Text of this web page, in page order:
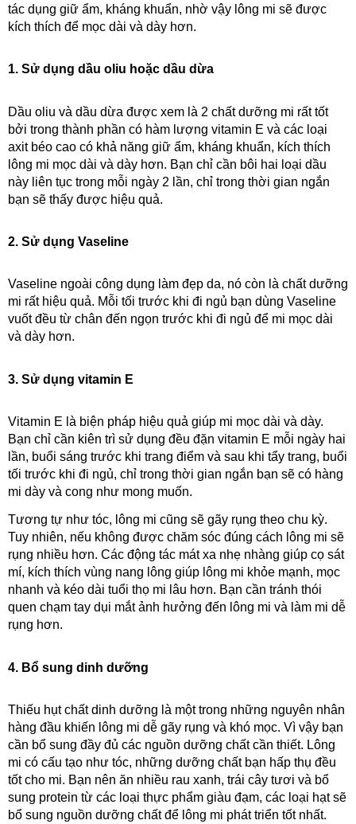
tác dụng giữ ẩm, kháng khuẩn, nhờ vậy lông mi sẽ được
kích thích để mọc dài và dày hơn.
1. Sử dụng dầu oliu hoặc dầu dừa
Dầu oliu và dầu dừa được xem là 2 chất dưỡng mi rất tốt
bởi trong thành phần có hàm lượng vitamin E và các loại
axit béo cao có khả năng giữ ẩm, kháng khuẩn, kích thích
lông mi mọc dài và dày hơn. Bạn chỉ cần bôi hai loại dầu
này liên tục trong mỗi ngày 2 lần, chỉ trong thời gian ngắn
bạn sẽ thấy được hiệu quả.
2. Sử dụng Vaseline
Vaseline ngoài công dụng làm đẹp da, nó còn là chất dưỡng
mi rất hiệu quả. Mỗi tối trước khi đi ngủ bạn dùng Vaseline
vuốt đều từ chân đến ngọn trước khi đi ngủ để mi mọc dài
và dày hơn.
3. Sử dụng vitamin E
Vitamin E là biện pháp hiệu quả giúp mi mọc dài và dày.
Bạn chỉ cần kiên trì sử dụng đều đặn vitamin E mỗi ngày hai
lần, buổi sáng trước khi trang điểm và sau khi tẩy trang, buổi
tối trước khi đi ngủ, chỉ trong thời gian ngắn bạn sẽ có hàng
mi dày và cong như mong muốn.
Tương tự như tóc, lông mi cũng sẽ gãy rụng theo chu kỳ.
Tuy nhiên, nếu không được chăm sóc đúng cách lông mi sẽ
rụng nhiều hơn. Các động tác mát xa nhẹ nhàng giúp cọ sát
mí, kích thích vùng nang lông giúp lông mi khỏe mạnh, mọc
nhanh và kéo dài tuổi thọ mi lâu hơn. Bạn cần tránh thói
quen chạm tay dụi mắt ảnh hưởng đến lông mi và làm mi dễ
rụng hơn.
4. Bổ sung dinh dưỡng
Thiếu hụt chất dinh dưỡng là một trong những nguyên nhân
hàng đầu khiến lông mi dễ gãy rụng và khó mọc. Vì vậy bạn
cần bổ sung đầy đủ các nguồn dưỡng chất cần thiết. Lông
mi có cấu tạo như tóc, những dưỡng chất bạn hấp thụ đều
tốt cho mi. Bạn nên ăn nhiều rau xanh, trái cây tươi và bổ
sung protein từ các loại thực phẩm giàu đạm, các loại hạt sẽ
bổ sung nguồn dưỡng chất để lông mi phát triển tốt nhất.